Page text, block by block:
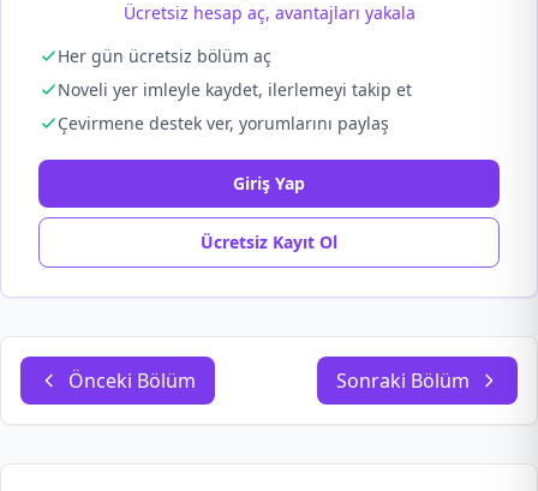
Ücretsiz hesap aç, avantajları yakala
Her gün ücretsiz bölüm aç
Noveli yer imleyle kaydet, ilerlemeyi takip et
Çevirmene destek ver, yorumlarını paylaş
Giriş Yap
Ücretsiz Kayıt Ol
Önceki Bölüm Sonraki Bölüm